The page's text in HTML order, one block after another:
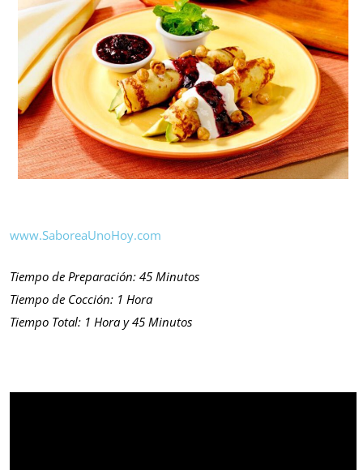
www.SaboreaUnoHoy.com
Tiempo de Preparación: 45 Minutos
Tiempo de Cocción: 1 Hora
Tiempo Total: 1 Hora y 45 Minutos